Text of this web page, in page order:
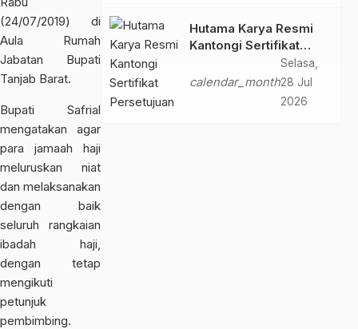
(24/07/2019) di
Aula Rumah
Jabatan Bupati
Tanjab Barat.
Bupati Safrial
mengatakan agar
para jamaah haji
meluruskan niat
dan melaksanakan
dengan baik
seluruh rangkaian
ibadah haji,
dengan tetap
mengikuti
petunjuk
pembimbing.
Hutama Karya Resmi
Kantongi Sertifikat
Persetujuan Laik
Fungsi Struktur
Jembatan Musi V Tol
calendar_month
Selasa,
28 Jul
2026